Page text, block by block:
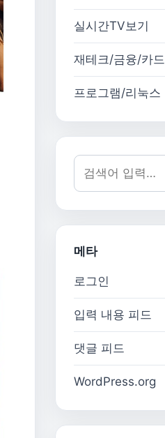
실시간TV보기
재테크/금융/카드
프로그램/리눅스
검색어:
메타
로그인
입력 내용 피드
댓글 피드
WordPress.org